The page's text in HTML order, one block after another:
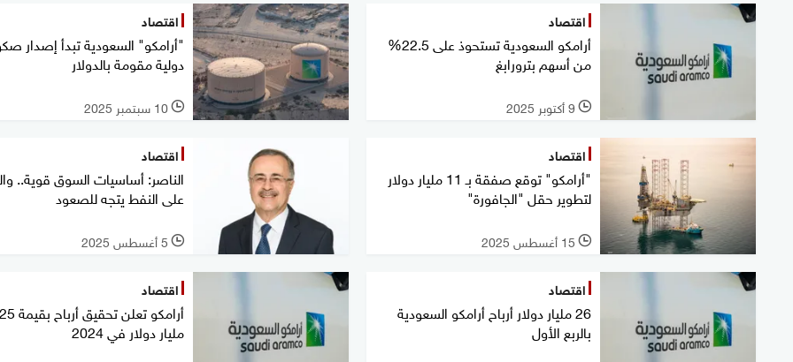
اقتصاد
أرامكو السعودية تستحوذ على 22.5%
من أسهم بترورابغ
l 9 أكتوبر 2025
اقتصاد
"أرامكو" السعودية تبدأ إصدار
دولية مقومة بالدولار
l 10 سبتمبر 2025
اقتصاد
"أرامكو" توقع صفقة بـ 11 مليار دولار
لتطوير حقل "الجافورة"
l 15 أغسطس 2025
اقتصاد
الناصر: أساسيات السوق قوية..
على النفط يتجه للصعود
l 5 أغسطس 2025
اقتصاد
26 مليار دولار أرباح أرامكو السعودية
بالربع الأول
اقتصاد
أرامكو
مليار دولار في 2024